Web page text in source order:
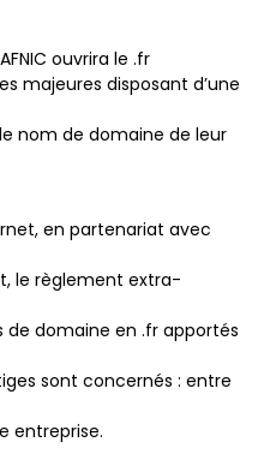
ouvrira le .fr
majeures disposant d’une
nom de domaine de leur
en partenariat avec
le règlement extra-
domaine en .fr apportés
sont concernés : entre
entreprise.